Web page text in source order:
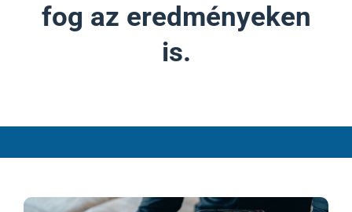
fog az eredményeken
is.